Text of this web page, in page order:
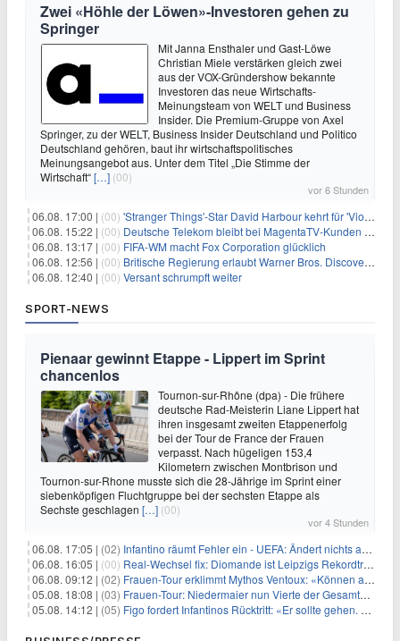
Zwei «Höhle der Löwen»-Investoren gehen zu
Springer
Mit Janna Ensthaler und Gast-Löwe
Christian Miele verstärken gleich zwei
aus der VOX-Gründershow bekannte
Investoren das neue Wirtschafts-
Meinungsteam von WELT und Business
Insider. Die Premium-Gruppe von Axel
Springer, zu der WELT, Business Insider Deutschland und Politico
Deutschland gehören, baut ihr wirtschaftspolitisches
Meinungsangebot aus. Unter dem Titel „Die Stimme der
Wirtschaft“[…] (00)
vor 6 Stunden
06.08. 17:00 | (00) 'Stranger Things'-Star David Harbour kehrt für 'Violent Night 2' zurück – Kristen Bell stößt zur Besetzung
06.08. 15:22 | (00) Deutsche Telekom bleibt bei MagentaTV-Kunden vage
06.08. 13:17 | (00) FIFA-WM macht Fox Corporation glücklich
06.08. 12:56 | (00) Britische Regierung erlaubt Warner Bros. Discovery-Übernahme
06.08. 12:40 | (00) Versant schrumpft weiter
SPORT-NEWS
Pienaar gewinnt Etappe - Lippert im Sprint
chancenlos
Tournon-sur-Rhône (dpa) - Die frühere
deutsche Rad-Meisterin Liane Lippert hat
ihren insgesamt zweiten Etappenerfolg
bei der Tour de France der Frauen
verpasst. Nach hügeligen 153,4
Kilometern zwischen Montbrison und
Tournon-sur-Rhone musste sich die 28-Jährige im Sprint einer
siebenköpfigen Fluchtgruppe bei der sechsten Etappe als
Sechste geschlagen […] (00)
vor 4 Stunden
06.08. 17:05 | (02) Infantino räumt Fehler ein - UEFA: Ändert nichts an Boykott
06.08. 16:05 | (00) Real-Wechsel fix: Diomande ist Leipzigs Rekordtransfer
06.08. 09:12 | (02) Frauen-Tour erklimmt Mythos Ventoux: «Können alles schaffen»
05.08. 18:08 | (03) Frauen-Tour: Niedermaier nun Vierte der Gesamtwertung
05.08. 14:12 | (05) Figo fordert Infantinos Rücktritt: «Er sollte gehen. Jetzt»